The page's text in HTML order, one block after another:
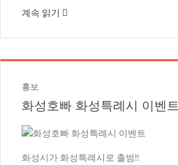
계속 읽기
홍보
화성호빠 화성특례시 이벤트
화성시가 화성특례시로 출범!!